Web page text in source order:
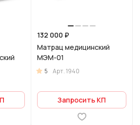
132 000 ₽
Матрац медицинский
МЭМ-01
5 Арт.1940
Запросить КП